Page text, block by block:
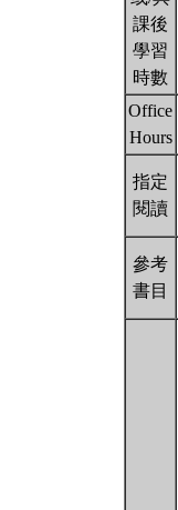
課後
學習
時數
Office
Hours
指定
閱讀
參考
書目